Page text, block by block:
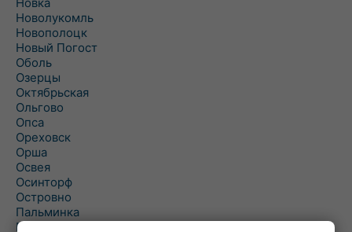
Новолукомль
Новополоцк
Новый Погост
Оболь
Озерцы
Октябрьская
Ольгово
Опса
Ореховск
Орша
Освея
Осинторф
Островно
Пальминка
Парафьяново